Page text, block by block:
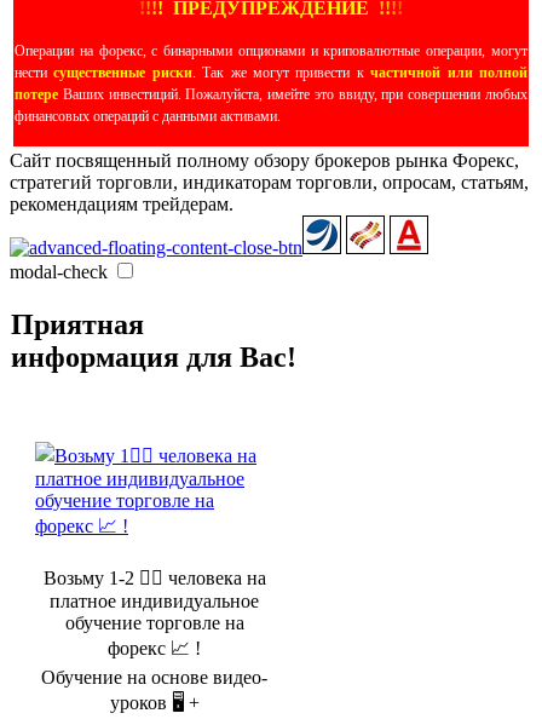
!!!! ПРЕДУПРЕЖДЕНИЕ !!!!
Операции на форекс, с бинарными опционами и криповалютные операции, могут
нестисущественные риски. Так же могут привести кчастичной или полной
потере Ваших инвестиций. Пожалуйста, имейте это ввиду, при совершении любых
финансовых операций с данными активами.
Сайт посвященный полному обзору брокеров рынка Форекс,
стратегий торговли, индикаторам торговли, опросам, статьям,
рекомендациям трейдерам.
modal-check
Приятная
информация для Вас!
Возьму 1-2 🤵‍♂️ человека на
платное индивидуальное
обучение торговле на
форекс 📈 !
Обучение на основе видео-
уроков 🖥️ +